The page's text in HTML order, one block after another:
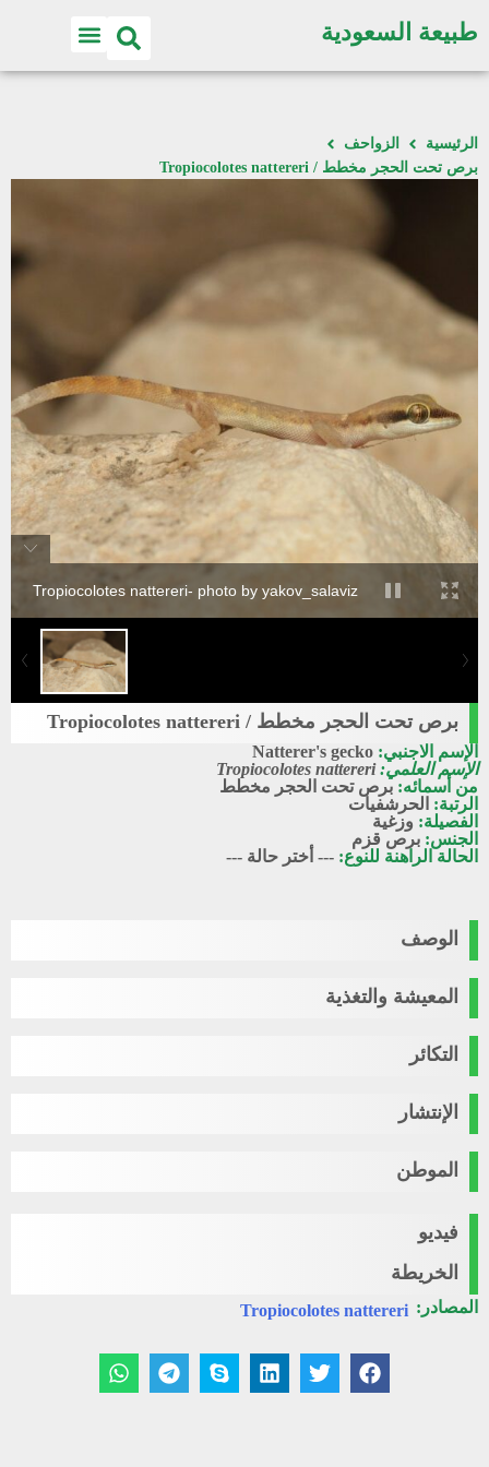
طبيعة السعودية
الرئيسية
الزواحف
برص تحت الحجر مخطط / Tropiocolotes nattereri
Tropiocolotes nattereri- photo by yakov_salaviz
برص تحت الحجر مخطط / Tropiocolotes nattereri
الإسم الاجنبي: Natterer's gecko
الإسم العلمي:Tropiocolotes nattereri
من أسمائه: برص تحت الحجر مخطط
الرتبة: الحرشفيات
الفصيلة: وزغية
الجنس: برص قزم
الحالة الراهنة للنوع: --- أختر حالة ---
الوصف
المعيشة والتغذية
التكائر
الإنتشار
الموطن
فيديو
الخريطة
المصادر: Tropiocolotes nattereri